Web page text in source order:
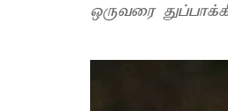
ஒருவரை